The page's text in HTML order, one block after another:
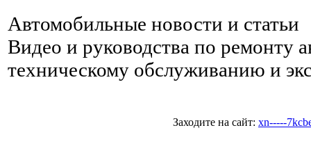
Автомобильные новости и статьи
Видео и руководства по ремонту
техническому обслуживанию и
Заходите на сайт: xn-----